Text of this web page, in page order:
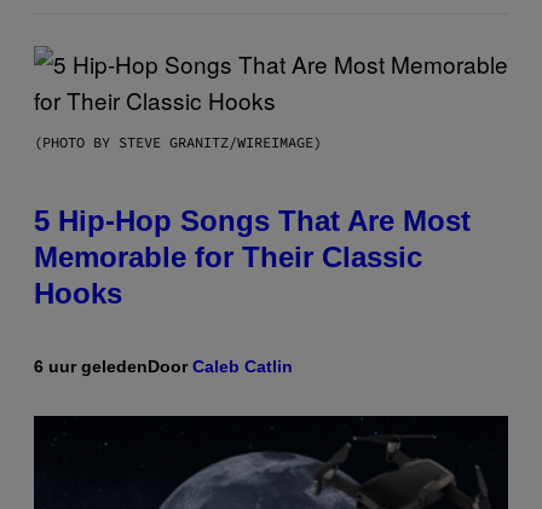
(PHOTO BY STEVE GRANITZ/WIREIMAGE)
5 Hip-Hop Songs That Are Most
Memorable for Their Classic
Hooks
6 uur geledenDoorCaleb Catlin